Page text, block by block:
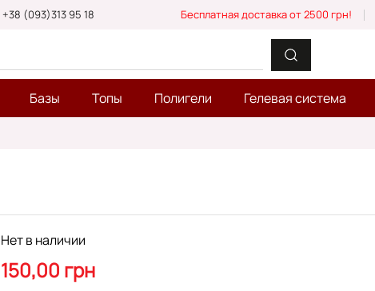
+38 (093)313 95 18 Бесплатная доставка от 2500 грн!
Базы Топы Полигели Гелевая система
Нет в наличии
150,00 грн